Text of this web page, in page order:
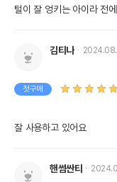
털이 잘 엉키는 아이라 전
김티나
첫구매
잘 사용하고 있어요
핸썸싼타